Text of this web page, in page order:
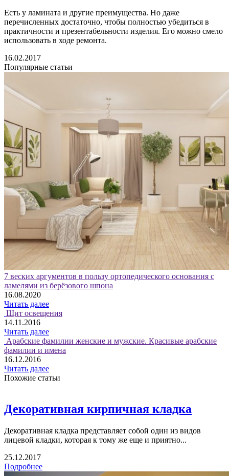
Есть у ламината и другие преимущества. Но даже
перечисленных достаточно, чтобы полностью убедиться в
практичности и презентабельности изделия. Его можно смело
использовать в ходе ремонта.
16.02.2017
Популярные статьи
7 веских аргументов в пользу ортопедического основания с
ламелями из берёзового шпона
16.08.2020
Читать далее
Щит освещения
14.11.2016
Читать далее
Арабские фамилии женские и мужские. Красивые арабские
фамилии и имена
16.12.2016
Читать далее
Похожие статьи
Декоративная кирпичная кладка
Декоративная кладка представляет собой один из видов
лицевой кладки, которая к тому же еще и приятно...
25.12.2017
Подробнее